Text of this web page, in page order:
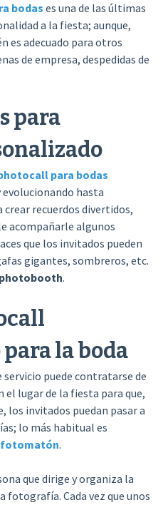
bodas es una de las últimas
a la fiesta; aunque,
es adecuado para otros
de empresa, despedidas de
para
para bodas
hasta
recuerdos divertidos,
acompañarle algunos
que los invitados pueden
gigantes, sombreros, etc.
photobooth.
la boda
servicio puede contratarse de
lugar de la fiesta para que,
los invitados puedan pasar a
lo más habitual es
fotomatón.
que dirige y organiza la
fotografía. Cada vez que unos